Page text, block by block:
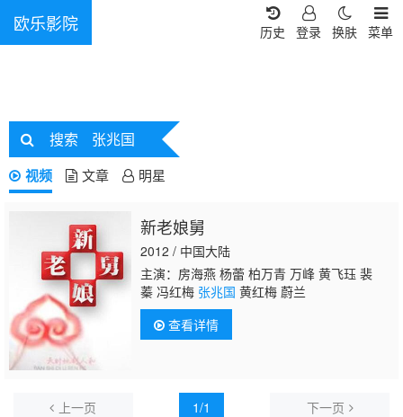
欧乐影院 菜单
换肤
登录
历史
搜索 张兆国
视频 文章 明星
新老娘舅
2012 / 中国大陆
主演：房海燕 杨蕾 柏万青 万峰 黄飞珏 裴
蓁 冯红梅 张兆国 黄红梅 蔚兰
查看详情
上一页 1/1 下一页